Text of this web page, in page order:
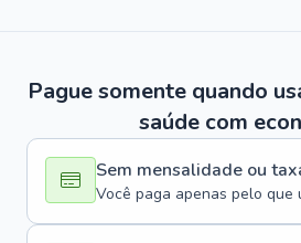
Pague somente quando
saúde com
Sem mensalidade ou
Você paga apenas pelo que